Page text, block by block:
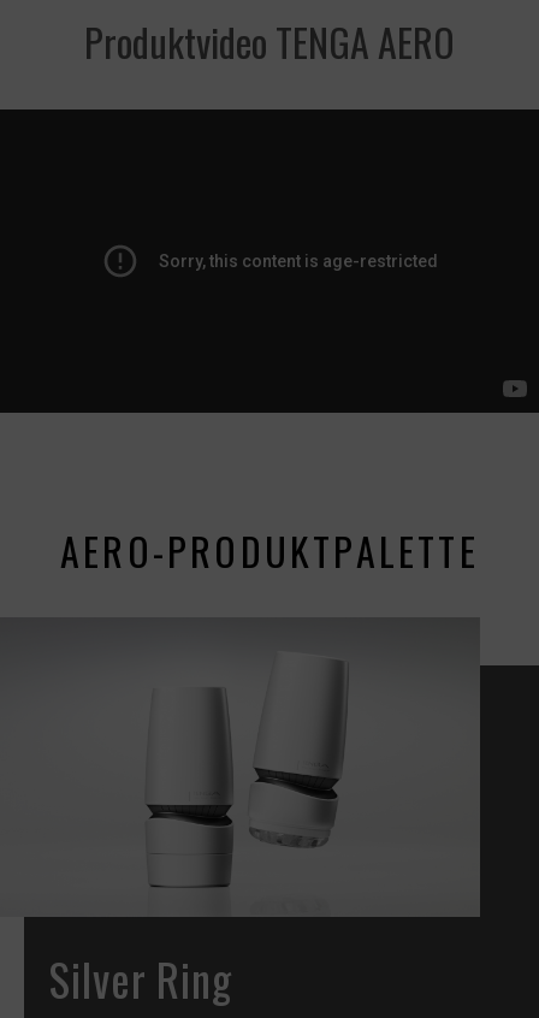
Produktvideo TENGA AERO
AERO-PRODUKTPALETTE
Silver Ring